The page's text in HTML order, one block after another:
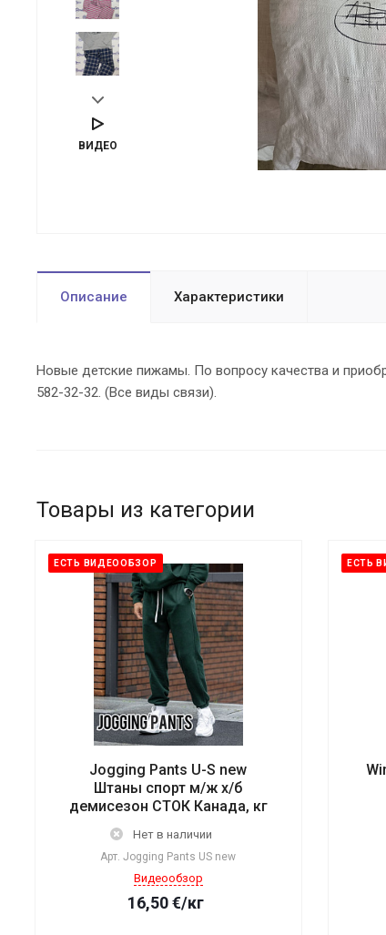
ВИДЕО
Описание Характеристики
Новые детские пижамы. По вопросу качества и
582-32-32. (Все виды связи).
Товары из категории
ЕСТЬ ВИДЕООБЗОР
Jogging Pants U-S new
Штаны спорт м/ж х/б
демисезон СТОК Канада, кг
Нет в наличии
Арт.Jogging Pants US new
Видеообзор
16,50€/кг
ЕСТЬ